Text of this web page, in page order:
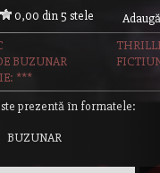
0,00 din 5 stele
BUZUNAR
***
prezentă în formatele:
BUZUNAR